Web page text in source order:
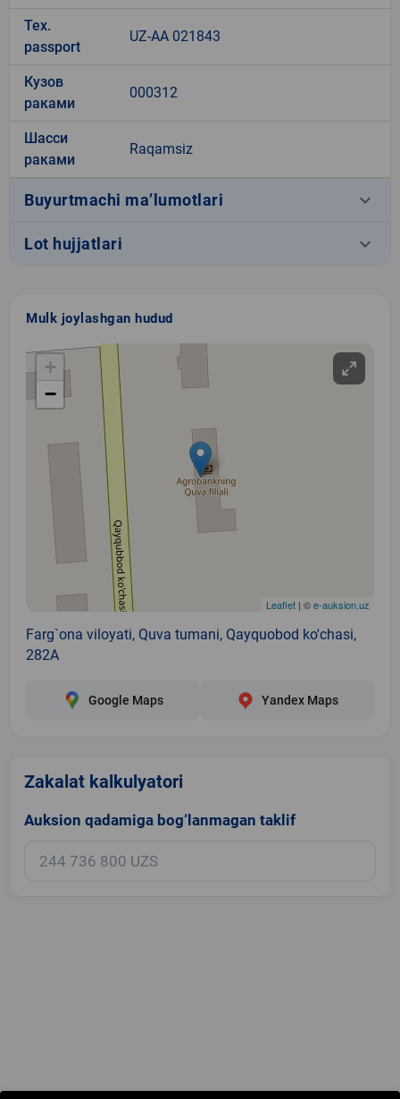
Tex.
passport
UZ-AA 021843
Кузов
раками
000312
Шасси
раками
Raqamsiz
Buyurtmachi ma’lumotlari keyboard_arrow_down
Lot hujjatlari keyboard_arrow_down
Mulk joylashgan hudud
+
−
Leaflet | ©e-auksion.uz
Farg`ona viloyati, Quva tumani, Qayquobod ko'chasi,
282A
Google Maps Yandex Maps
Zakalat kalkulyatori
Auksion qadamiga bog‘lanmagan taklif